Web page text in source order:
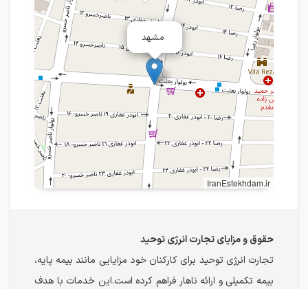
مشهد
IranEstekhdam.ir
حقوق و مزایای تجارت انرژی توحید
تجارت انرژی توحید برای کارکنان خود مزایایی مانند بیمه پایه،
بیمه تکمیلی و ارائه ناهار فراهم کرده است.این خدمات با هدف